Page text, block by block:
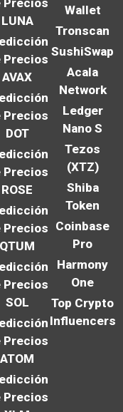
LUNA
Precios
AVAX
Precios
DOT
Precios
ROSE
Precios
QTUM
Precios
SOL
Precios
ATOM
Precios
Wallet
Tronscan
SushiSwap
Acala
Network
Ledger
Nano S
Tezos
(XTZ)
Shiba
Token
Coinbase
Pro
Harmony
One
Top Crypto
Influencers